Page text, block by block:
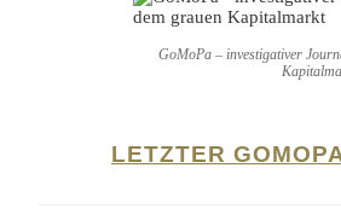
GoMoPa – investigativer
LETZTER